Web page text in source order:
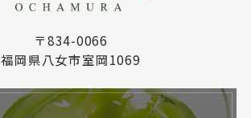
〒834-0066
福岡県八女市室岡1069